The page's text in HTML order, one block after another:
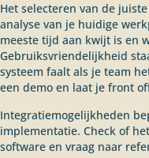
Het selecteren van de
analyse van je huidige
meeste tijd aan kwijt is en
Gebruiksvriendelijkheid
systeem faalt als je team
een demo en laat je front
Integratiemogelijkheden
implementatie. Check of
software en vraag naar